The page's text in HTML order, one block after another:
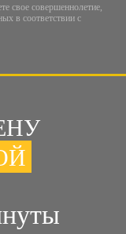
свое совершеннолетие,
в соответствии с